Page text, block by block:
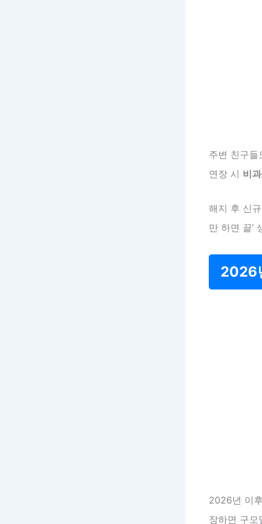
주변 친구들
연장 시 비
해지 후 신
만 하면 끝’
2026
2026년 이
장하면 구